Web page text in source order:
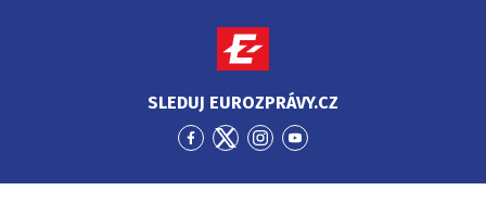
SLEDUJ EUROZPRÁVY.CZ
Přejít
Facebook
Přejít
Twitter
Přejít
Instagram
Přejít
YouTube